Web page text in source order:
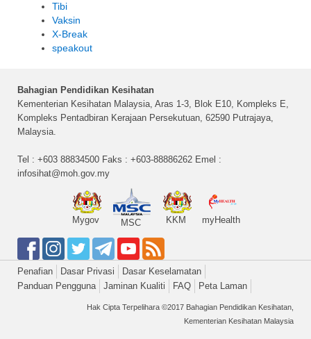
Tibi
Vaksin
X-Break
speakout
Bahagian Pendidikan Kesihatan
Kementerian Kesihatan Malaysia, Aras 1-3, Blok E10, Kompleks E,
Kompleks Pentadbiran Kerajaan Persekutuan, 62590 Putrajaya,
Malaysia.
Tel : +603 88834500 Faks : +603-88886262 Emel :
infosihat@moh.gov.my
Mygov MSC KKM myHealth
Penafian Dasar Privasi
Dasar Keselamatan
Panduan Pengguna
Jaminan Kualiti FAQ Peta Laman
Hak Cipta Terpelihara ©2017 Bahagian Pendidikan Kesihatan,
Kementerian Kesihatan Malaysia